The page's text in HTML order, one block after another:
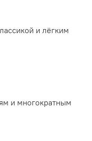
и лёгким
и многократным